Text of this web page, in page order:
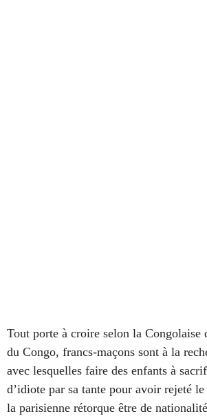
Tout porte à croire selon la Congolaise
du Congo, francs-maçons sont à la
avec lesquelles faire des enfants à
d’idiote par sa tante pour avoir rejeté
la parisienne rétorque être de